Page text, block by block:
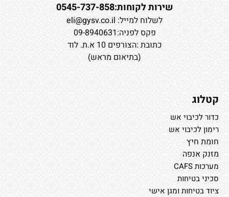
שירות לקוחות:0545-737-858
לשלוח למייל: eli@gysv.co.il
פקס לפניה:09-8940631
כתובת :הצורפים 10 א.ת. לוד
(בתיאום מראש)
קטלוג
כדור לכיבוי אש
רימון לכיבוי אש
חומת חיץ
מזנק אנפה
מערכות CAFS
סכיני בטיחות
ציוד בטיחות ומגן אישי